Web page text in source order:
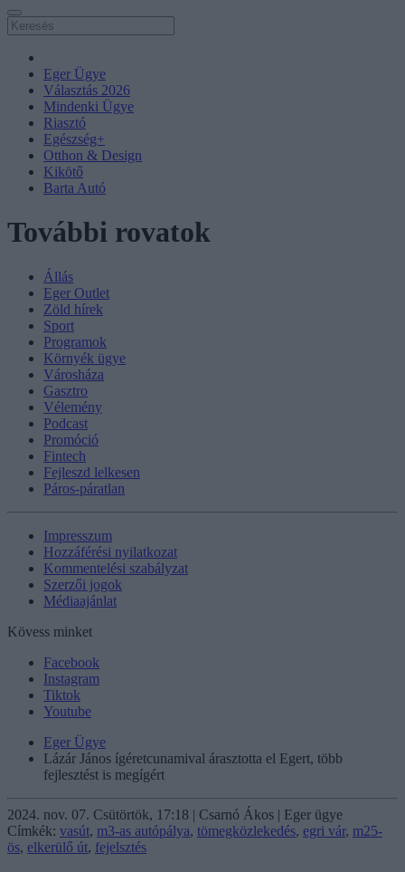
Eger Ügye
Választás 2026
Mindenki Ügye
Riasztó
Egészség+
Otthon & Design
Kikötő
Barta Autó
További rovatok
Állás
Eger Outlet
Zöld hírek
Sport
Programok
Környék ügye
Városháza
Gasztro
Vélemény
Podcast
Promóció
Fintech
Fejleszd lelkesen
Páros-páratlan
Impresszum
Hozzáférési nyilatkozat
Kommentelési szabályzat
Szerzői jogok
Médiaajánlat
Kövess minket
Facebook
Instagram
Tiktok
Youtube
Eger Ügye
Lázár János ígéretcunamival árasztotta el Egert, több
fejlesztést is megígért
2024. nov. 07. Csütörtök, 17:18 | Csarnó Ákos | Eger ügye
Címkék: vasút, m3-as autópálya, tömegközlekedés, egri vár, m25-
ös, elkerülő út, fejelsztés